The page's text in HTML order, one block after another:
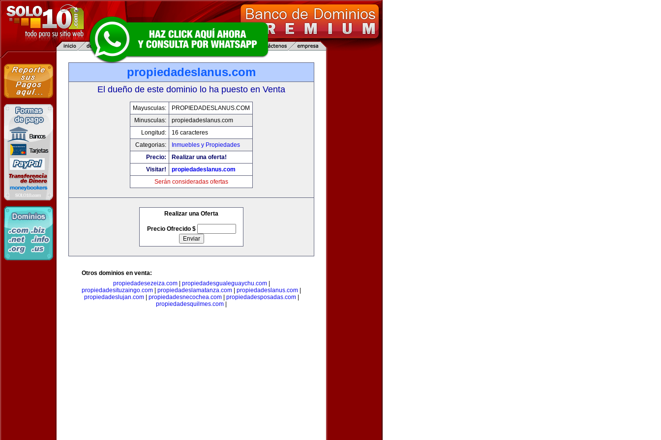
propiedadeslanus.com
El dueño de este dominio lo ha puesto en Venta
Mayusculas:
PROPIEDADESLANUS.COM
Minusculas:
propiedadeslanus.com
Longitud:
16 caracteres
Categorias:
Inmuebles y Propiedades
Precio:
Realizar una oferta!
Visitar!
propiedadeslanus.com
Serán consideradas ofertas
Realizar una Oferta
Precio Ofrecido $
Otros dominios en venta:
propiedadesezeiza.com| propiedadesgualeguaychu.com|
propiedadesituzaingo.com
propiedadeslamatanza.com propiedadeslanus.com
propiedadeslujan.com| propiedadesnecochea.com| propiedadesposadas.com|
propiedadesquilmes.com